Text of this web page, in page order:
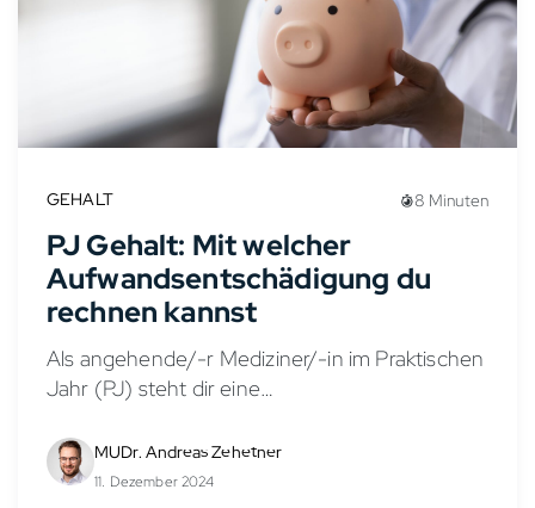
GEHALT 8 Minuten
PJ Gehalt: Mit welcher
Aufwandsentschädigung du
rechnen kannst
Als angehende/-r Mediziner/-in im Praktischen
Jahr (PJ) steht dir eine
Gehalt oder PJ Vergütung bezeichnet wird.
Diese Praktikumsvergütung soll deine
MUDr. Andreas Zehetner
11. Dezember 2024